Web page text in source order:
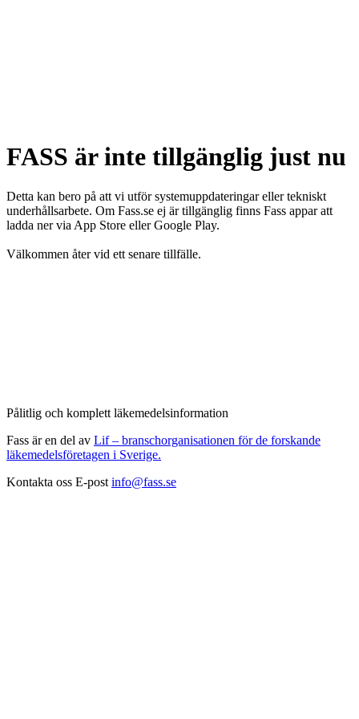
FASS är inte tillgänglig just nu
Detta kan bero på att vi utför systemuppdateringar eller tekniskt
underhållsarbete. Om Fass.se ej är tillgänglig finns Fass appar att
ladda ner via App Store eller Google Play.
Välkommen åter vid ett senare tillfälle.
Pålitlig och komplett läkemedelsinformation
Fass är en del av Lif – branschorganisationen för de forskande
läkemedelsföretagen i Sverige.
Kontakta oss E-post info@fass.se